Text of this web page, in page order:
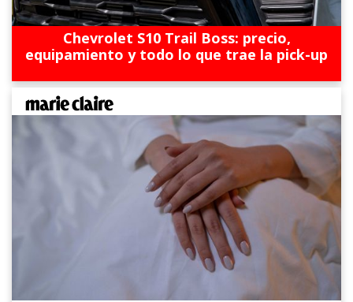
Chevrolet S10 Trail Boss: precio,
equipamiento y todo lo que trae la pick-up